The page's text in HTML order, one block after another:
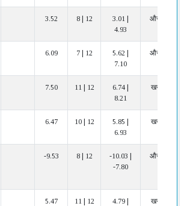
3.52 8 | 12
3.01 |
4.93
औसत
6.09 7 | 12
5.62 |
7.10
औसत
7.50 11 | 12
6.74 |
8.21
खराब
6.47 10 | 12
5.85 |
6.93
खराब
-9.53 8 | 12
-10.03 |
-7.80
औसत
5.47 11 | 12
4.79 |
खराब